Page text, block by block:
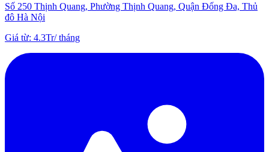
Số 250 Thịnh Quang, Phường Thịnh Quang, Quận Đống Đa, Thủ
đô Hà Nội
Giá từ: 4.3Tr/tháng